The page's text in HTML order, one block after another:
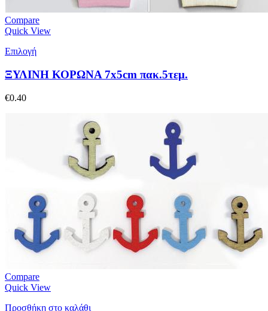
Compare
Quick View
Επιλογή
ΞΥΛΙΝΗ ΚΟΡΩΝΑ 7x5cm πακ.5τεμ.
€0.40
Compare
Quick View
Προσθήκη στο καλάθι